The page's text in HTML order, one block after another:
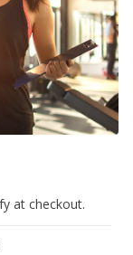
at checkout.